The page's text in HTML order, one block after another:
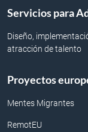
Servicios para
Diseño,
atracción de talento
Proyectos
Mentes Migrantes
RemotEU